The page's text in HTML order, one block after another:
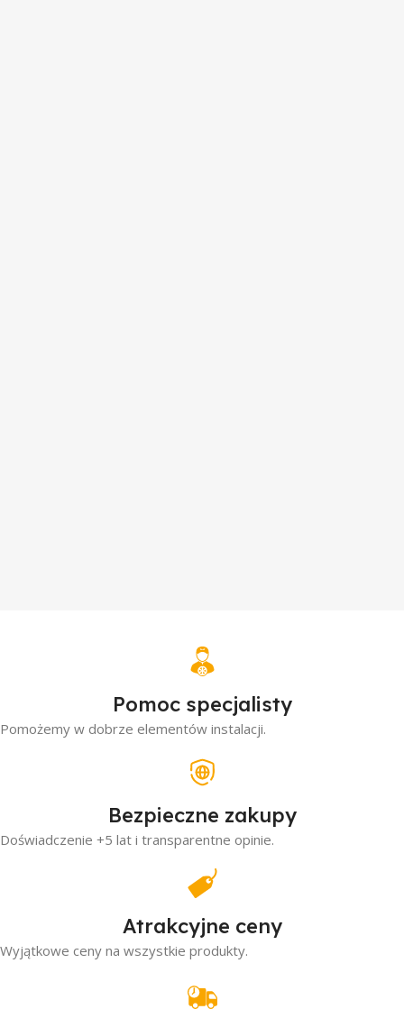
Pomoc specjalisty
Pomożemy w dobrze elementów instalacji.
Bezpieczne zakupy
Doświadczenie +5 lat i transparentne opinie.
Atrakcyjne ceny
Wyjątkowe ceny na wszystkie produkty.